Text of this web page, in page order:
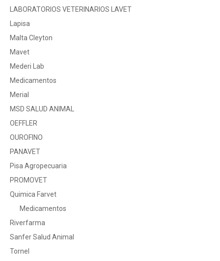
LABORATORIOS VETERINARIOS LAVET
Lapisa
Malta Cleyton
Mavet
Mederi Lab
Medicamentos
Merial
MSD SALUD ANIMAL
OEFFLER
OUROFINO
PANAVET
Pisa Agropecuaria
PROMOVET
Quimica Farvet
Medicamentos
Riverfarma
Sanfer Salud Animal
Tornel